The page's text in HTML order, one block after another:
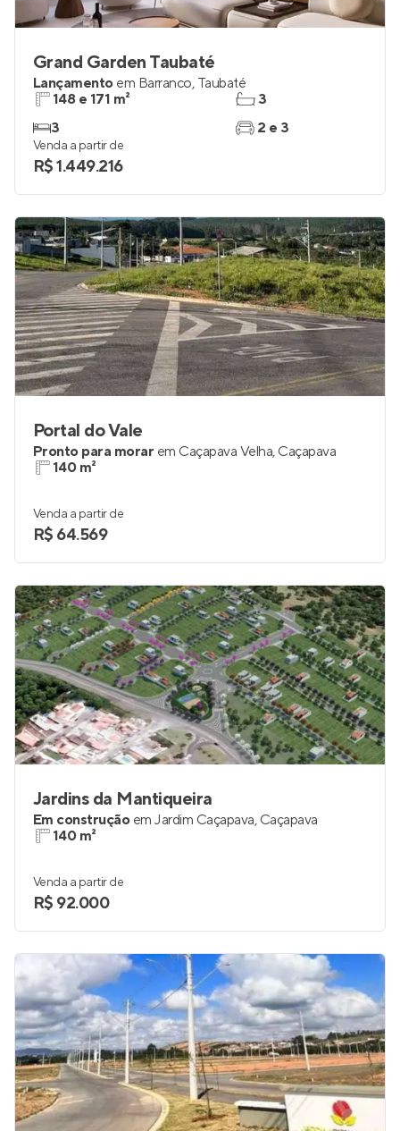
Grand Garden Taubaté
Lançamento em Barranco, Taubaté
148 e 171 m²
3
3
2 e 3
Venda a partir de
R$ 1.449.216
Portal do Vale
Pronto para morar em Caçapava Velha, Caçapava
140 m²
Venda a partir de
R$ 64.569
Jardins da Mantiqueira
Em construção em Jardim Caçapava, Caçapava
140 m²
Venda a partir de
R$ 92.000